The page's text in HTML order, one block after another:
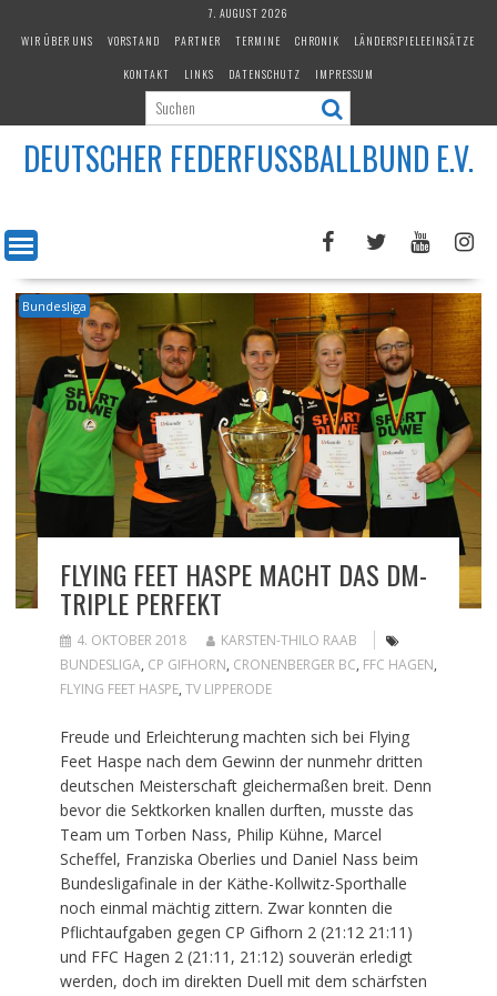
7. AUGUST 2026
WIR ÜBER UNS
VORSTAND PARTNER TERMINE CHRONIK
LÄNDERSPIELEEINSÄTZE
KONTAKT
LINKS DATENSCHUTZ IMPRESSUM
DEUTSCHER FEDERFUSSBALLBUND E.V.
Bundesliga
FLYING FEET HASPE MACHT DAS DM-
TRIPLE PERFEKT
4. OKTOBER 2018
KARSTEN-THILO RAAB
BUNDESLIGA, CP GIFHORN, CRONENBERGER BC, FFC HAGEN,
FLYING FEET HASPE, TV LIPPERODE
Freude und Erleichterung machten sich bei Flying
Feet Haspe nach dem Gewinn der nunmehr dritten
deutschen Meisterschaft gleichermaßen breit. Denn
bevor die Sektkorken knallen durften, musste das
Team um Torben Nass, Philip Kühne, Marcel
Scheffel, Franziska Oberlies und Daniel Nass beim
Bundesligafinale in der Käthe-Kollwitz-Sporthalle
noch einmal mächtig zittern. Zwar konnten die
Pflichtaufgaben gegen CP Gifhorn 2 (21:12 21:11)
und FFC Hagen 2 (21:11, 21:12) souverän erledigt
werden, doch im direkten Duell mit dem schärfsten